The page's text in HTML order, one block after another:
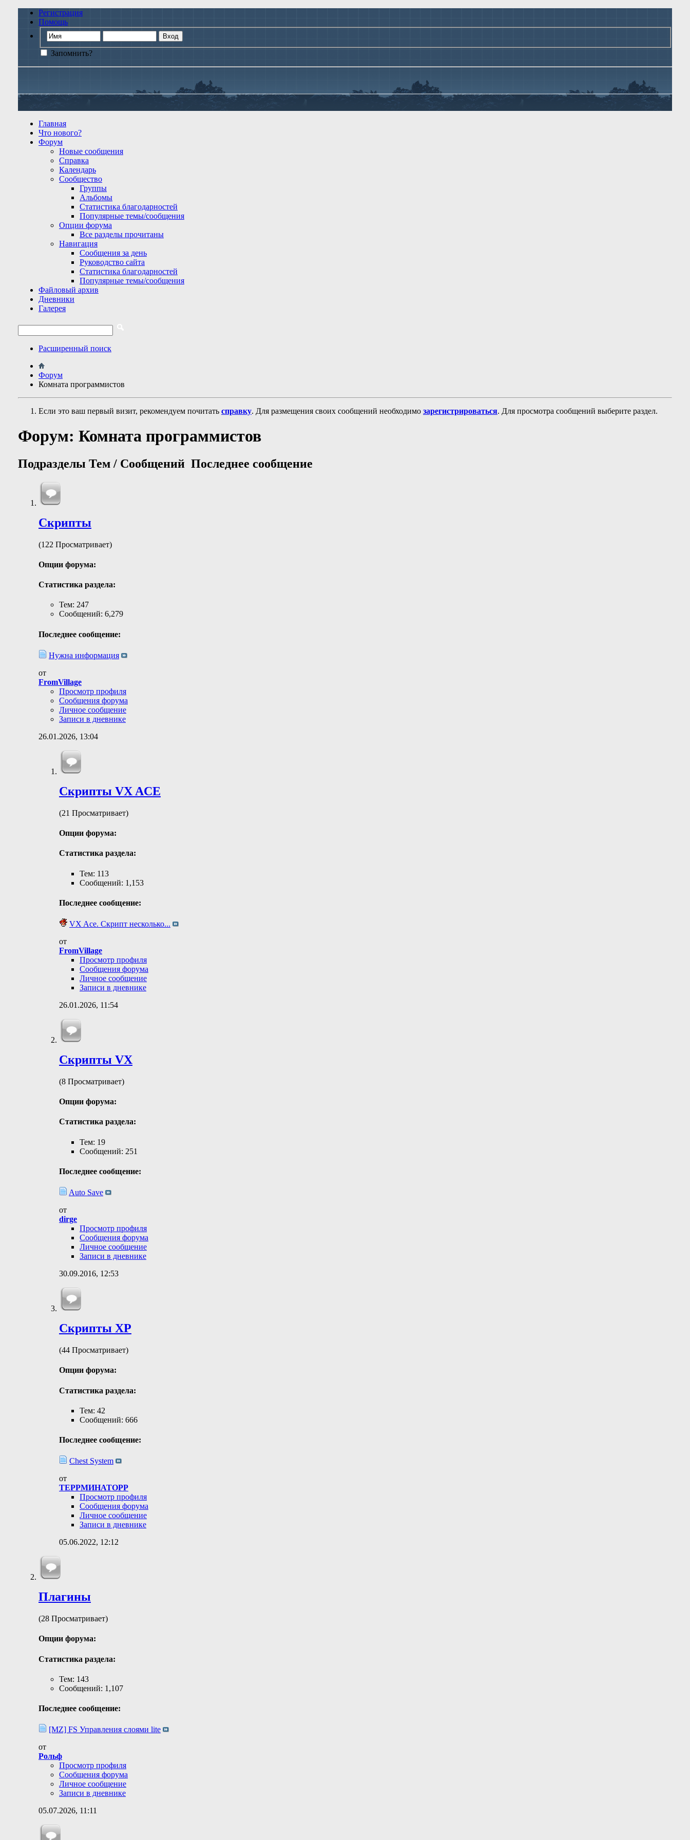
Регистрация
Помощь
Запомнить?
Главная
Что нового?
Форум
Новые сообщения
Справка
Календарь
Сообщество
Группы
Альбомы
Статистика благодарностей
Популярные темы/сообщения
Опции форума
Все разделы прочитаны
Навигация
Сообщения за день
Руководство сайта
Статистика благодарностей
Популярные темы/сообщения
Файловый архив
Дневники
Галерея
Расширенный поиск
Форум
Комната программистов
Если это ваш первый визит, рекомендуем почитать справку. Для размещения своих сообщений необходимо зарегистрироваться. Для просмотра сообщений выберите раздел.
Форум: Комната программистов
Подразделы Тем / Сообщений Последнее сообщение
Скрипты
(122 Просматривает)
Опции форума:
Статистика раздела:
Тем: 247
Сообщений: 6,279
Последнее сообщение:
Нужна информация
от
FromVillage
Просмотр профиля
Сообщения форума
Личное сообщение
Записи в дневнике
26.01.2026, 13:04
Скрипты VX ACE
(21 Просматривает)
Опции форума:
Статистика раздела:
Тем: 113
Сообщений: 1,153
Последнее сообщение:
VX Ace. Скрипт несколько...
от
FromVillage
Просмотр профиля
Сообщения форума
Личное сообщение
Записи в дневнике
26.01.2026, 11:54
Скрипты VX
(8 Просматривает)
Опции форума:
Статистика раздела:
Тем: 19
Сообщений: 251
Последнее сообщение:
Auto Save
от
dirge
Просмотр профиля
Сообщения форума
Личное сообщение
Записи в дневнике
30.09.2016, 12:53
Скрипты ХР
(44 Просматривает)
Опции форума:
Статистика раздела:
Тем: 42
Сообщений: 666
Последнее сообщение:
Chest System
от
ТЕРРМИНАТОРР
Просмотр профиля
Сообщения форума
Личное сообщение
Записи в дневнике
05.06.2022, 12:12
Плагины
(28 Просматривает)
Опции форума:
Статистика раздела:
Тем: 143
Сообщений: 1,107
Последнее сообщение:
[MZ] FS Управления слоями lite
от
Рольф
Просмотр профиля
Сообщения форума
Личное сообщение
Записи в дневнике
05.07.2026, 11:11